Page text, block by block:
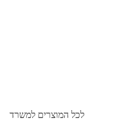
לכל המוצרים למשרד